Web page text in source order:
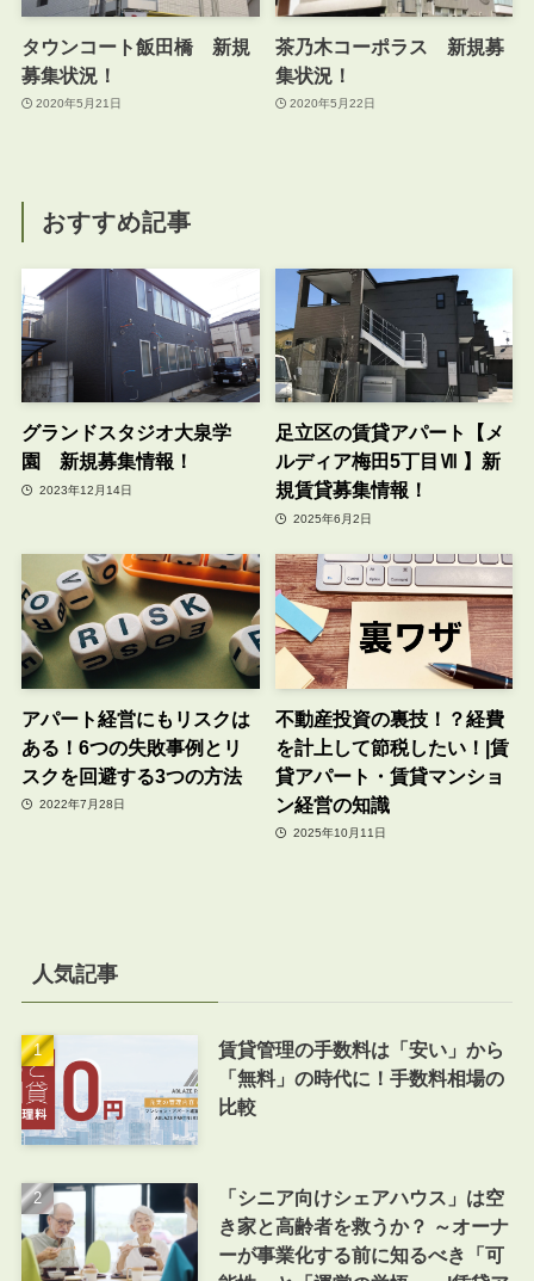
タウンコート飯田橋 新規
募集状況！
2020年5月21日
茶乃木コーポラス 新規募
集状況！
2020年5月22日
おすすめ記事
グランドスタジオ大泉学
園 新規募集情報！
2023年12月14日
足立区の賃貸アパート【メ
ルディア梅田5丁目Ⅶ 】新
規賃貸募集情報！
2025年6月2日
アパート経営にもリスクは
ある！6つの失敗事例とリ
スクを回避する3つの方法
2022年7月28日
不動産投資の裏技！？経費
を計上して節税したい！|賃
貸アパート・賃貸マンショ
ン経営の知識
2025年10月11日
人気記事
賃貸管理の手数料は「安い」から
「無料」の時代に！手数料相場の
比較
「シニア向けシェアハウス」は空
き家と高齢者を救うか？ ～オーナ
ーが事業化する前に知るべき「可